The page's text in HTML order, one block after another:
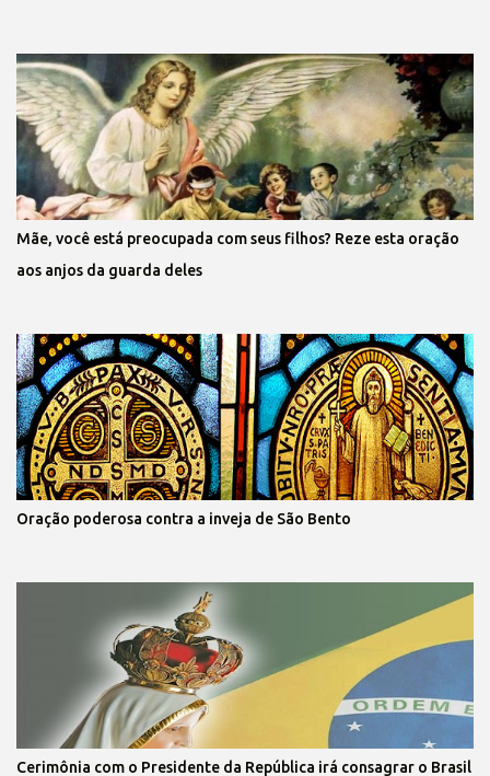
Mãe, você está preocupada com seus filhos? Reze esta oração
aos anjos da guarda deles
Oração poderosa contra a inveja de São Bento
Cerimônia com o Presidente da República irá consagrar o Brasil